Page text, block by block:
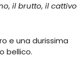
il brutto, il cattivo
e una durissima
bellico.